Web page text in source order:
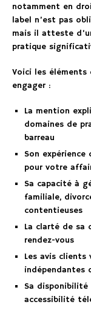
notamment en
label n’est pas
mais il atteste
pratique
Voici les
engager :
La mention
domaines de
barreau
Son
pour votre
Sa capacité à
familiale,
contentieuses
La clarté de sa
rendez-vous
Les avis
indépendantes
Sa disponibilité
accessibilité